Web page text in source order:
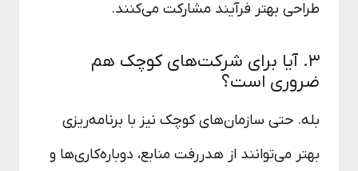
طراحی بهتر فرآیند مشارکت می‌کنند.
۳. آیا برای شرکت‌های کوچک هم
ضروری است؟
بله. حتی سازمان‌های کوچک نیز با برنامه‌ریزی
بهتر می‌توانند از هدررفت منابع، دوباره‌کاری‌ها و